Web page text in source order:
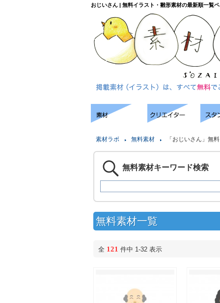
おじいさん | 無料イラスト・雛形素材の最新順一覧
素材ラボ 無料素材 「おじいさん」無
無料素材キーワード検索
無料素材一覧
全 121 件中 1-32 表示